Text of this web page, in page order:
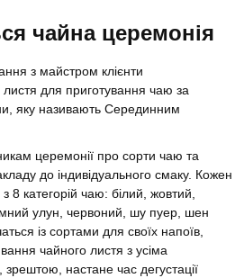
чайна церемонія
з майстром клієнти
для приготування чаю за
яку називають Серединним
церемонії про сорти чаю та
до індивідуального смаку. Кожен
8 категорій чаю: білий, жовтий,
улун, червоний, шу пуер, шен
із сортами для своїх напоїв,
чайного листя з усіма
настане час дегустації